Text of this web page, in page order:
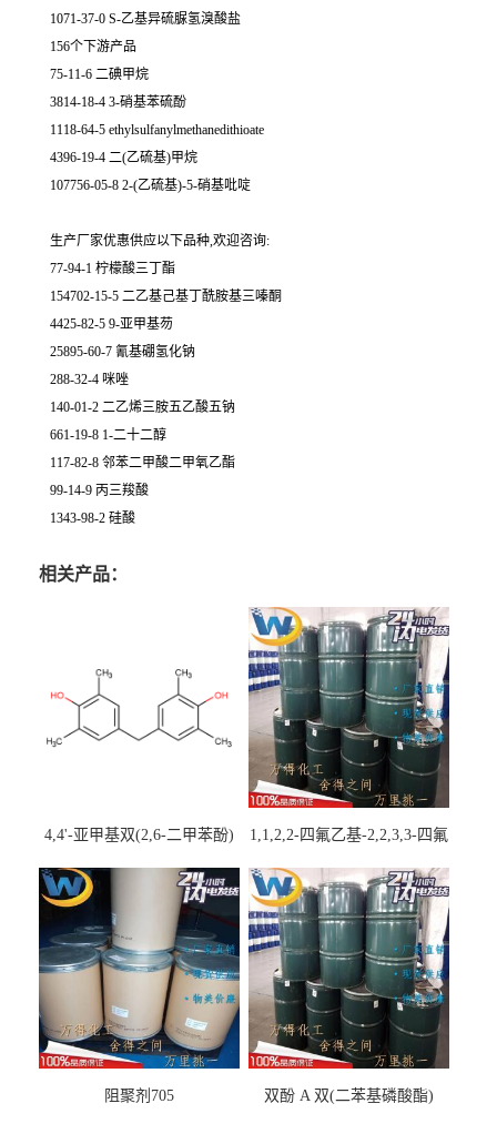
1071-37-0 S-乙基异硫脲氢溴酸盐
156个下游产品
75-11-6 二碘甲烷
3814-18-4 3-硝基苯硫酚
1118-64-5 ethylsulfanylmethanedithioate
4396-19-4 二(乙硫基)甲烷
107756-05-8 2-(乙硫基)-5-硝基吡啶
生产厂家优惠供应以下品种,欢迎咨询:
77-94-1 柠檬酸三丁酯
154702-15-5 二乙基己基丁酰胺基三嗪酮
4425-82-5 9-亚甲基芴
25895-60-7 氰基硼氢化钠
288-32-4 咪唑
140-01-2 二乙烯三胺五乙酸五钠
661-19-8 1-二十二醇
117-82-8 邻苯二甲酸二甲氧乙酯
99-14-9 丙三羧酸
1343-98-2 硅酸
相关产品：
4,4'-亚甲基双(2,6-二甲苯酚)
1,1,2,2-四氟乙基-2,2,3,3-四氟
阻聚剂705 双酚 A 双(二苯基磷酸酯)